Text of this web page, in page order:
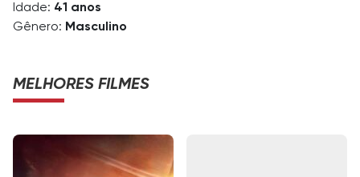
Idade: 41 anos
Gênero: Masculino
MELHORES FILMES